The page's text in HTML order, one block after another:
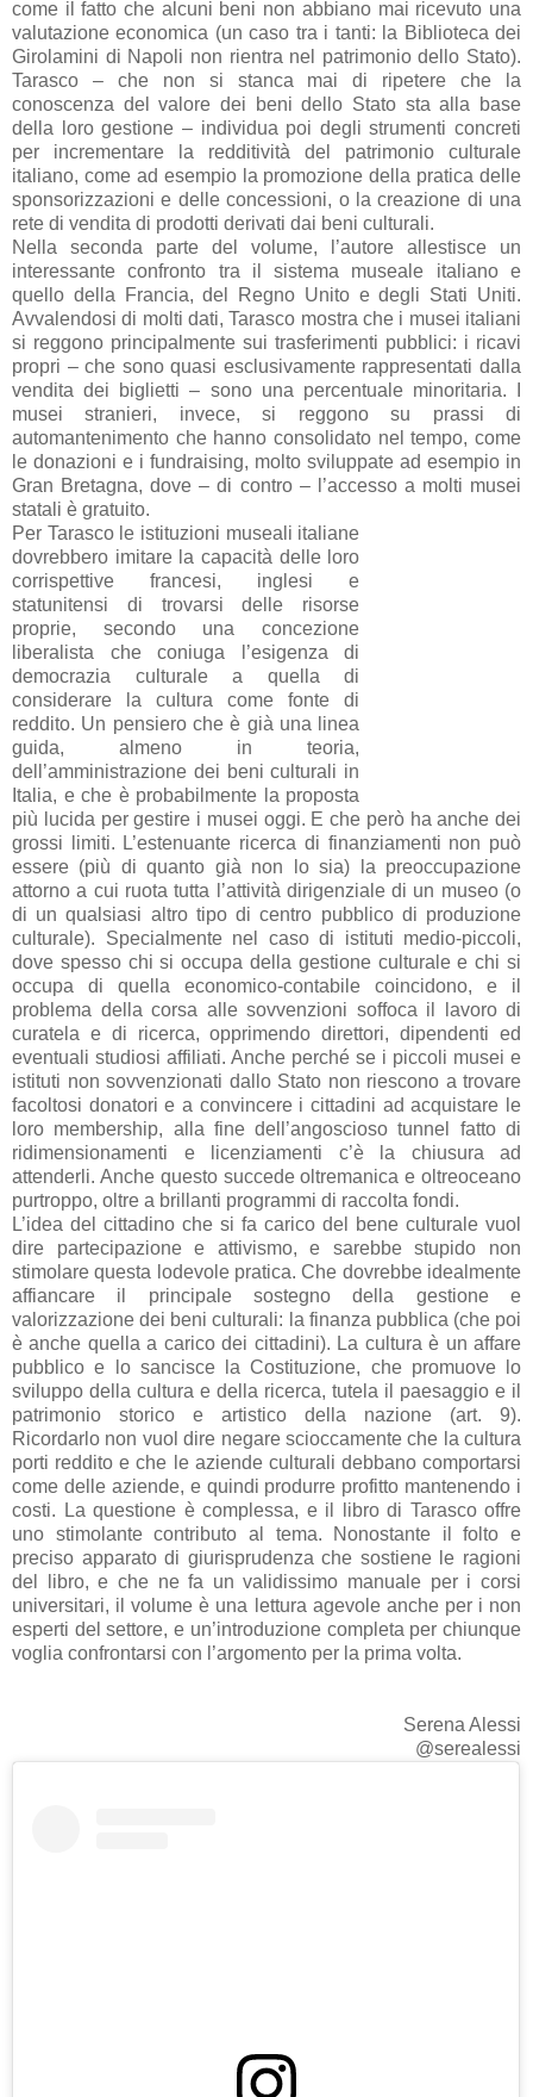
come il fatto che alcuni beni non abbiano mai ricevuto una
valutazione economica (un caso tra i tanti: la Biblioteca dei
Girolamini di Napoli non rientra nel patrimonio dello Stato).
Tarasco – che non si stanca mai di ripetere che la
conoscenza del valore dei beni dello Stato sta alla base
della loro gestione – individua poi degli strumenti concreti
per incrementare la redditività del patrimonio culturale
italiano, come ad esempio la promozione della pratica delle
sponsorizzazioni e delle concessioni, o la creazione di una
rete di vendita di prodotti derivati dai beni culturali.
Nella seconda parte del volume, l’autore allestisce un
interessante confronto tra il sistema museale italiano e
quello della Francia, del Regno Unito e degli Stati Uniti.
Avvalendosi di molti dati, Tarasco mostra che i musei italiani
si reggono principalmente sui trasferimenti pubblici: i ricavi
propri – che sono quasi esclusivamente rappresentati dalla
vendita dei biglietti – sono una percentuale minoritaria. I
musei stranieri, invece, si reggono su prassi di
automantenimento che hanno consolidato nel tempo, come
le donazioni e i fundraising, molto sviluppate ad esempio in
Gran Bretagna, dove – di contro – l’accesso a molti musei
statali è gratuito.
Per Tarasco le istituzioni museali italiane
dovrebbero imitare la capacità delle loro
corrispettive francesi, inglesi e
statunitensi di trovarsi delle risorse
proprie, secondo una concezione
liberalista che coniuga l’esigenza di
democrazia culturale a quella di
considerare la cultura come fonte di
reddito. Un pensiero che è già una linea
guida, almeno in teoria,
dell’amministrazione dei beni culturali in
Italia, e che è probabilmente la proposta
più lucida per gestire i musei oggi. E che però ha anche dei
grossi limiti. L’estenuante ricerca di finanziamenti non può
essere (più di quanto già non lo sia) la preoccupazione
attorno a cui ruota tutta l’attività dirigenziale di un museo (o
di un qualsiasi altro tipo di centro pubblico di produzione
culturale). Specialmente nel caso di istituti medio-piccoli,
dove spesso chi si occupa della gestione culturale e chi si
occupa di quella economico-contabile coincidono, e il
problema della corsa alle sovvenzioni soffoca il lavoro di
curatela e di ricerca, opprimendo direttori, dipendenti ed
eventuali studiosi affiliati. Anche perché se i piccoli musei e
istituti non sovvenzionati dallo Stato non riescono a trovare
facoltosi donatori e a convincere i cittadini ad acquistare le
loro membership, alla fine dell’angoscioso tunnel fatto di
ridimensionamenti e licenziamenti c’è la chiusura ad
attenderli. Anche questo succede oltremanica e oltreoceano
purtroppo, oltre a brillanti programmi di raccolta fondi.
L’idea del cittadino che si fa carico del bene culturale vuol
dire partecipazione e attivismo, e sarebbe stupido non
stimolare questa lodevole pratica. Che dovrebbe idealmente
affiancare il principale sostegno della gestione e
valorizzazione dei beni culturali: la finanza pubblica (che poi
è anche quella a carico dei cittadini). La cultura è un affare
pubblico e lo sancisce la Costituzione, che promuove lo
sviluppo della cultura e della ricerca, tutela il paesaggio e il
patrimonio storico e artistico della nazione (art. 9).
Ricordarlo non vuol dire negare scioccamente che la cultura
porti reddito e che le aziende culturali debbano comportarsi
come delle aziende, e quindi produrre profitto mantenendo i
costi. La questione è complessa, e il libro di Tarasco offre
uno stimolante contributo al tema. Nonostante il folto e
preciso apparato di giurisprudenza che sostiene le ragioni
del libro, e che ne fa un validissimo manuale per i corsi
universitari, il volume è una lettura agevole anche per i non
esperti del settore, e un’introduzione completa per chiunque
voglia confrontarsi con l’argomento per la prima volta.
Serena Alessi
@serealessi